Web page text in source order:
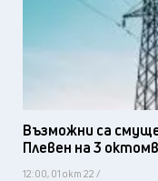
Възможни са
Плевен на 3
12:00, 01 окт 22 /